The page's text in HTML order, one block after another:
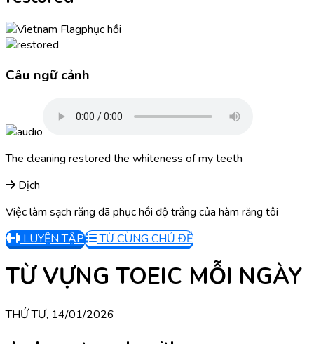
phục hồi
Câu ngữ cảnh
The cleaning restored the whiteness of my teeth
Dịch
Việc làm sạch răng đã phục hồi độ trắng của hàm răng tôi
LUYỆN TẬP
TỪ CÙNG CHỦ ĐỀ
TỪ VỰNG TOEIC MỖI NGÀY
THỨ TƯ, 14/01/2026